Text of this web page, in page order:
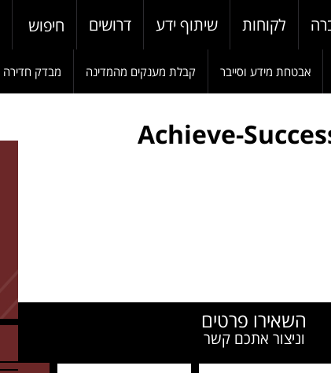
לקוחות שיתוף ידע דרושים חיפוש
אבטחת מידע וסייבר קבלת מענקים מהמדינה מבדק חדירה
Achieve-
השאירו פרטים
וניצור אתכם קשר